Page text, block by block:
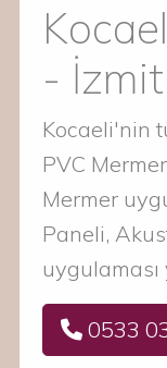
-
Kocaeli'nin
PVC
Mermer
Paneli,
uygulaması
0533